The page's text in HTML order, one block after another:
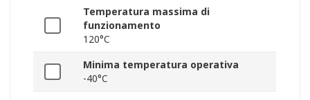
Temperatura massima di
funzionamento
120°C
Minima temperatura operativa
-40°C